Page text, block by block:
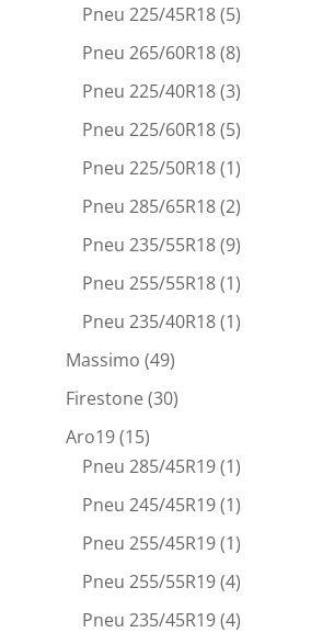
Pneu 225/45R18(5)
Pneu 265/60R18(8)
Pneu 225/40R18(3)
Pneu 225/60R18(5)
Pneu 225/50R18(1)
Pneu 285/65R18(2)
Pneu 235/55R18(9)
Pneu 255/55R18(1)
Pneu 235/40R18(1)
Massimo (49)
Firestone(30)
Aro19(15)
Pneu 285/45R19(1)
Pneu 245/45R19(1)
Pneu 255/45R19(1)
Pneu 255/55R19(4)
Pneu 235/45R19(4)